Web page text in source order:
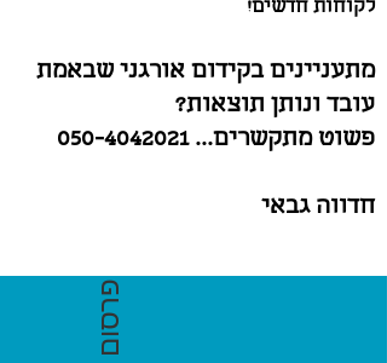
לקוחות חדשים!
מתעניינים בקידום אורגני שבאמת
עובד ונותן תוצאות?
פשוט מתקשרים...050-4042021
חדווה גבאי